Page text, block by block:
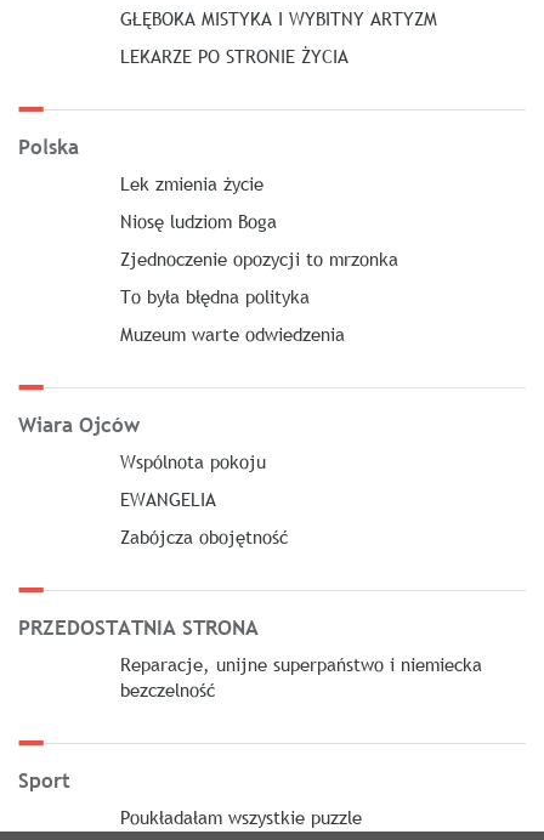
GŁĘBOKA MISTYKA I WYBITNY ARTYZM
LEKARZE PO STRONIE ŻYCIA
Polska
Lek zmienia życie
Niosę ludziom Boga
Zjednoczenie opozycji to mrzonka
To była błędna polityka
Muzeum warte odwiedzenia
Wiara Ojców
Wspólnota pokoju
EWANGELIA
Zabójcza obojętność
PRZEDOSTATNIA STRONA
Reparacje, unijne superpaństwo i niemiecka
bezczelność
Sport
Poukładałam wszystkie puzzle